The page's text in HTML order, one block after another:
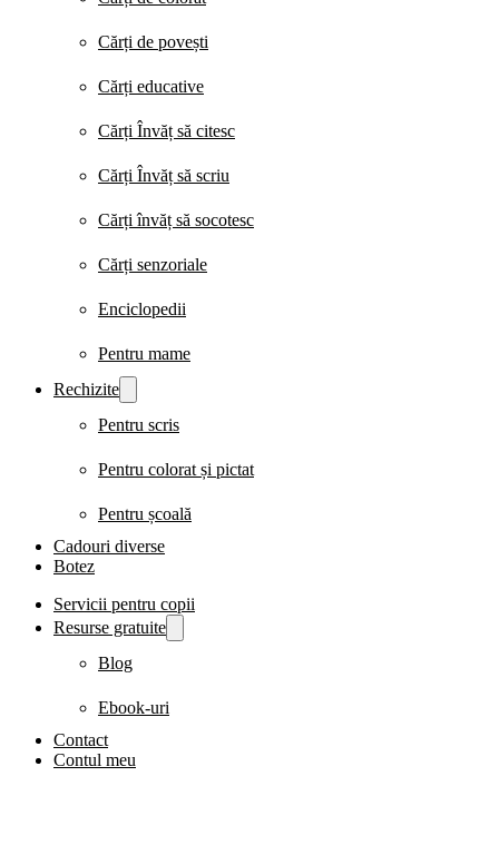
Cărți de povești
Cărți educative
Cărți Învăț să citesc
Cărți Învăț să scriu
Cărți învăț să socotesc
Cărți senzoriale
Enciclopedii
Pentru mame
Rechizite
Pentru scris
Pentru colorat și pictat
Pentru școală
Cadouri diverse
Botez
Servicii pentru copii
Resurse gratuite
Blog
Ebook-uri
Contact
Contul meu